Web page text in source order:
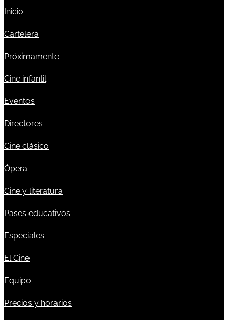
Inicio
Cartelera
Próximamente
Cine infantil
Eventos
Directores
Cine clásico
Ópera
Cine y literatura
Pases educativos
Especiales
El Cine
Equipo
Precios y horarios